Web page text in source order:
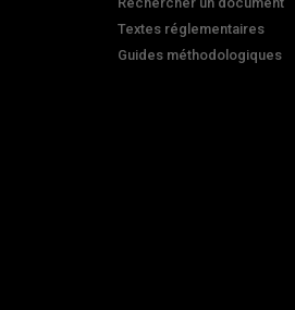
Textes réglementaires
Guides méthodologiques